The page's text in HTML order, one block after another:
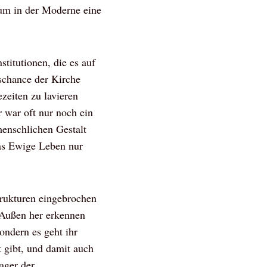
in der Moderne eine
die es auf
der Kirche
zu lavieren
war oft nur noch ein
Gestalt
Ewige Leben nur
eingebrochen
her erkennen
es geht ihr
gibt, und damit auch